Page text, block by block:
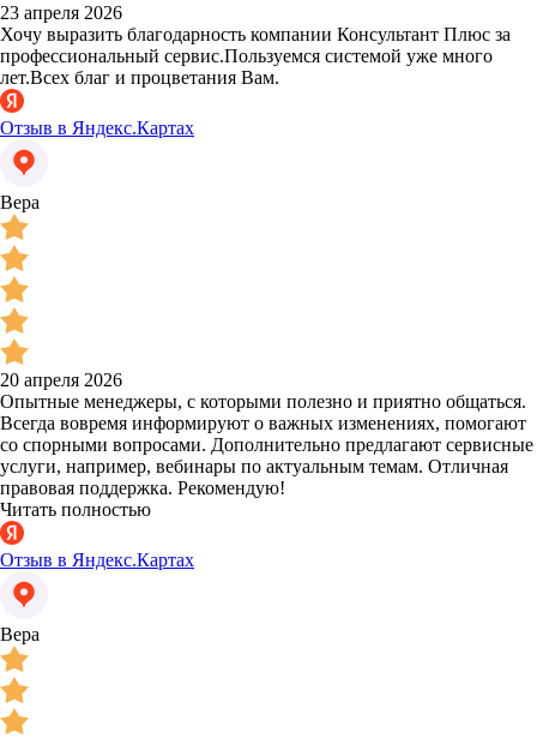
23 апреля 2026
Хочу выразить благодарность компании Консультант Плюс за
профессиональный сервис.Пользуемся системой уже много
лет.Всех благ и процветания Вам.
Отзыв в Яндекс.Картах
Вера
20 апреля 2026
Опытные менеджеры, с которыми полезно и приятно общаться.
Всегда вовремя информируют о важных изменениях, помогают
со спорными вопросами. Дополнительно предлагают сервисные
услуги, например, вебинары по актуальным темам. Отличная
правовая поддержка. Рекомендую!
Читать полностью
Отзыв в Яндекс.Картах
Вера